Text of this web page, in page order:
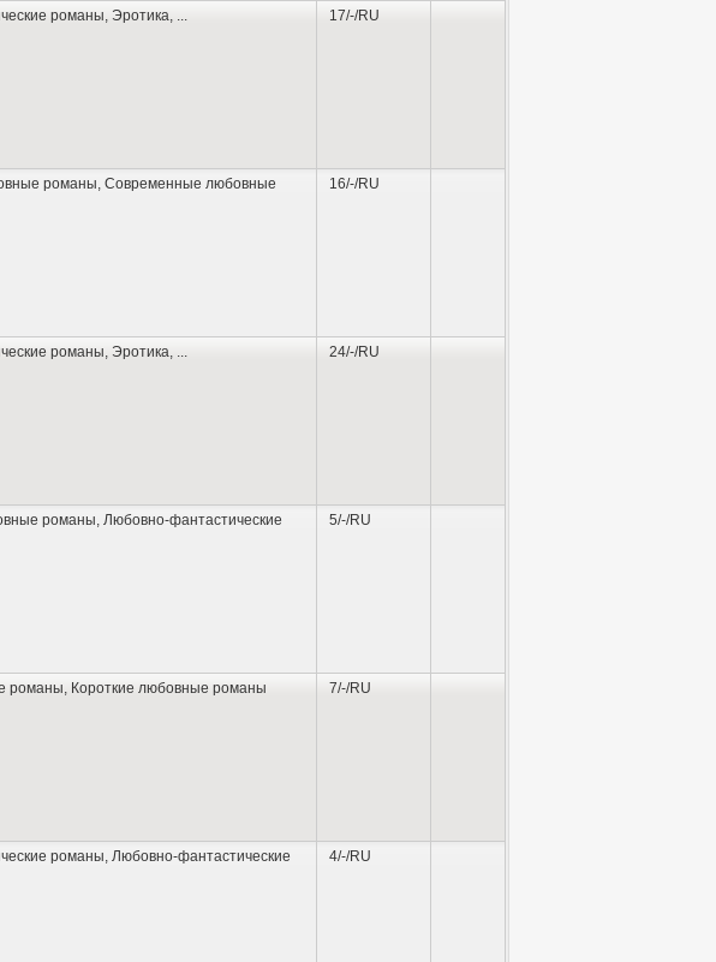
романы Эротика 17/-/RU
романы Современные любовные
16/-/RU
романы Эротика 24/-/RU
романы Любовно-фантастические
5/-/RU
романы Короткие любовные романы 7/-/RU
романы Любовно-фантастические
4/-/RU